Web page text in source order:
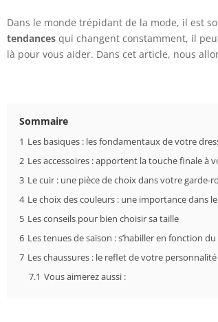
Dans le monde trépidant de la mode, il est
tendances qui changent constamment, il
là pour vous aider. Dans cet article, nous
Sommaire
1 Les basiques : les fondamentaux de votre
2 Les accessoires : apportent la touche finale à
3 Le cuir : une pièce de choix dans votre garde-
4 Le choix des couleurs : une importance dans
5 Les conseils pour bien choisir sa taille
6 Les tenues de saison : s’habiller en fonction
7 Les chaussures : le reflet de votre personnalité
7.1 Vous aimerez aussi :